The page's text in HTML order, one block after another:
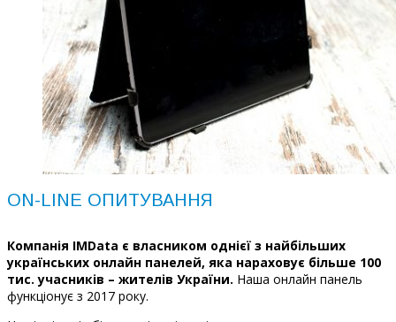
ON-LINE ОПИТУВАННЯ
Компанія IMData є власником однієї з найбільших
українських онлайн панелей, яка нараховує більше 100
тис. учасників – жителів України. Наша онлайн панель
функціонує з 2017 року.